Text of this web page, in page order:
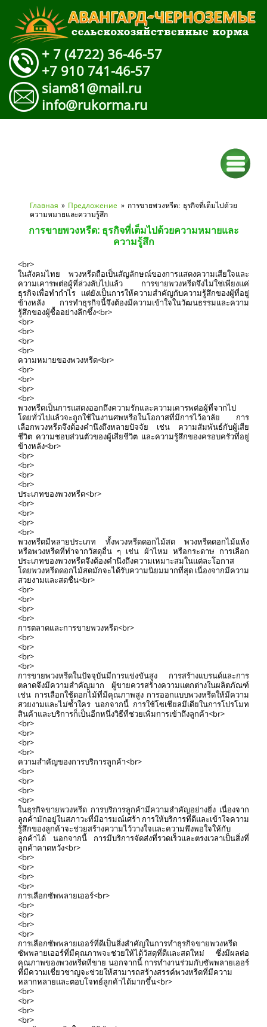
+ 7 (4722) 36-46-57
+7 910 741-46-57
siam81@mail.ru
info@rukorma.ru
Вы здесь
Главная » Предложение » การขายพวงหรีด: ธุรกิจที่เต็มไปด้วย
ความหมายและความรู้สึก
การขายพวงหรีด: ธุรกิจที่เต็มไปด้วยความหมายและ
ความรู้สึก
<br>
ในสังคมไทย พวงหรีดถือเป็นสัญลักษณ์ของการแสดงความเสียใจและ
ความเคารพต่อผู้ที่ล่วงลับไปแล้ว การขายพวงหรีดจึงไม่ใช่เพียงแค่
ธุรกิจเพื่อทำกำไร แต่ยังเป็นการให้ความสำคัญกับความรู้สึกของผู้ที่อยู่
ข้างหลัง การทำธุรกิจนี้จึงต้องมีความเข้าใจในวัฒนธรรมและความ
รู้สึกของผู้ซื้ออย่างลึกซึ้ง<br>
<br>
<br>
<br>
<br>
ความหมายของพวงหรีด<br>
<br>
<br>
<br>
<br>
พวงหรีดเป็นการแสดงออกถึงความรักและความเคารพต่อผู้ที่จากไป
โดยทั่วไปแล้วจะถูกใช้ในงานศพหรือในโอกาสที่มีการไว้อาลัย การ
เลือกพวงหรีดจึงต้องคำนึงถึงหลายปัจจัย เช่น ความสัมพันธ์กับผู้เสีย
ชีวิต ความชอบส่วนตัวของผู้เสียชีวิต และความรู้สึกของครอบครัวที่อยู่
ข้างหลัง<br>
<br>
<br>
<br>
<br>
ประเภทของพวงหรีด<br>
<br>
<br>
<br>
<br>
พวงหรีดมีหลายประเภท ทั้งพวงหรีดดอกไม้สด พวงหรีดดอกไม้แห้ง
หรือพวงหรีดที่ทำจากวัสดุอื่น ๆ เช่น ผ้าไหม หรือกระดาษ การเลือก
ประเภทของพวงหรีดจึงต้องคำนึงถึงความเหมาะสมในแต่ละโอกาส
โดยพวงหรีดดอกไม้สดมักจะได้รับความนิยมมากที่สุด เนื่องจากมีความ
สวยงามและสดชื่น<br>
<br>
<br>
<br>
<br>
การตลาดและการขายพวงหรีด<br>
<br>
<br>
<br>
<br>
การขายพวงหรีดในปัจจุบันมีการแข่งขันสูง การสร้างแบรนด์และการ
ตลาดจึงมีความสำคัญมาก ผู้ขายควรสร้างความแตกต่างในผลิตภัณฑ์
เช่น การเลือกใช้ดอกไม้ที่มีคุณภาพสูง การออกแบบพวงหรีดให้มีความ
สวยงามและไม่ซ้ำใคร นอกจากนี้ การใช้โซเชียลมีเดียในการโปรโมท
สินค้าและบริการก็เป็นอีกหนึ่งวิธีที่ช่วยเพิ่มการเข้าถึงลูกค้า<br>
<br>
<br>
<br>
<br>
ความสำคัญของการบริการลูกค้า<br>
<br>
<br>
<br>
<br>
ในธุรกิจขายพวงหรีด การบริการลูกค้ามีความสำคัญอย่างยิ่ง เนื่องจาก
ลูกค้ามักอยู่ในสภาวะที่มีอารมณ์เศร้า การให้บริการที่ดีและเข้าใจความ
รู้สึกของลูกค้าจะช่วยสร้างความไว้วางใจและความพึงพอใจให้กับ
ลูกค้าได้ นอกจากนี้ การมีบริการจัดส่งที่รวดเร็วและตรงเวลาเป็นสิ่งที่
ลูกค้าคาดหวัง<br>
<br>
<br>
<br>
<br>
การเลือกซัพพลายเออร์<br>
<br>
<br>
<br>
<br>
การเลือกซัพพลายเออร์ที่ดีเป็นสิ่งสำคัญในการทำธุรกิจขายพวงหรีด
ซัพพลายเออร์ที่มีคุณภาพจะช่วยให้ได้วัสดุที่ดีและสดใหม่ ซึ่งมีผลต่อ
คุณภาพของพวงหรีดที่ขาย นอกจากนี้ การทำงานร่วมกับซัพพลายเออร์
ที่มีความเชี่ยวชาญจะช่วยให้สามารถสร้างสรรค์พวงหรีดที่มีความ
หลากหลายและตอบโจทย์ลูกค้าได้มากขึ้น<br>
<br>
<br>
<br>
<br>